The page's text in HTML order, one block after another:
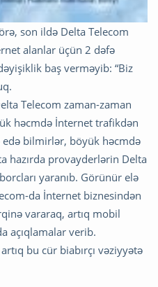
son ildə Delta Telecom
alanlar üçün 2 dəfə
baş verməyib: “Biz
Telecom zaman-zaman
həcmdə İnternet trafikdən
bilmirlər, böyük həcmdə
hazırda provayderlərin Delta
yaranıb. Görünür elə
da İnternet biznesindən
vararaq, artıq mobil
açıqlamalar verib.
bu cür biabırçı vəziyyətə